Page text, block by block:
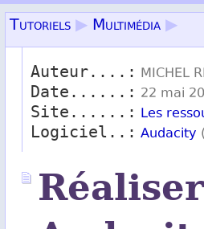
Tutoriels ▶ Multimédia ▶
Auteur....: MICHEL
Date......: 22 mai
Site......: Les
Logiciel..: Audacity